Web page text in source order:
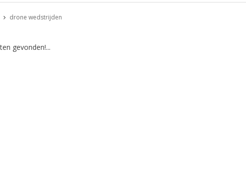
drone wedstrijden
gevonden!...